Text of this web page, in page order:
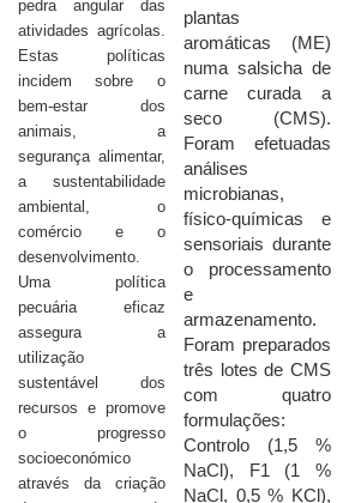
pedra angular das
atividades agrícolas.
Estas políticas
incidem sobre o
bem-estar dos
animais, a
segurança alimentar,
a sustentabilidade
ambiental, o
comércio e o
desenvolvimento.
Uma política
pecuária eficaz
assegura a
utilização
sustentável dos
recursos e promove
o progresso
socioeconómico
através da criação
plantas
aromáticas (ME)
numa salsicha de
carne curada a
seco (CMS).
Foram efetuadas
análises
microbianas,
físico-químicas e
sensoriais durante
o processamento
e
armazenamento.
Foram preparados
três lotes de CMS
com quatro
formulações:
Controlo (1,5 %
NaCl), F1 (1 %
NaCl, 0,5 % KCl),